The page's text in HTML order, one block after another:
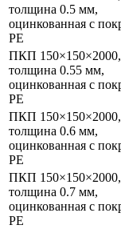
толщина 0.5 мм,
оцинкованная с
PE
ПКП 150×150×2000,
толщина 0.55 мм,
оцинкованная с
PE
ПКП 150×150×2000,
толщина 0.6 мм,
оцинкованная с
PE
ПКП 150×150×2000,
толщина 0.7 мм,
оцинкованная с
PE